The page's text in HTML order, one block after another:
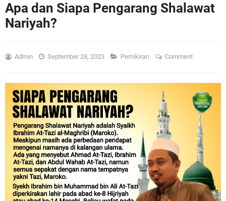
Apa dan Siapa Pengarang Shalawat
Nariyah?
Admin September 28, 2023 Pemikiran Comment